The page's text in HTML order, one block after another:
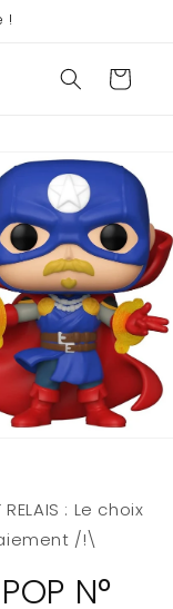
!
Panier
RELAIS : Le choix
/!\
N°